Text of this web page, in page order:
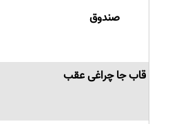
صندوق
قاب جا چراغی عقب